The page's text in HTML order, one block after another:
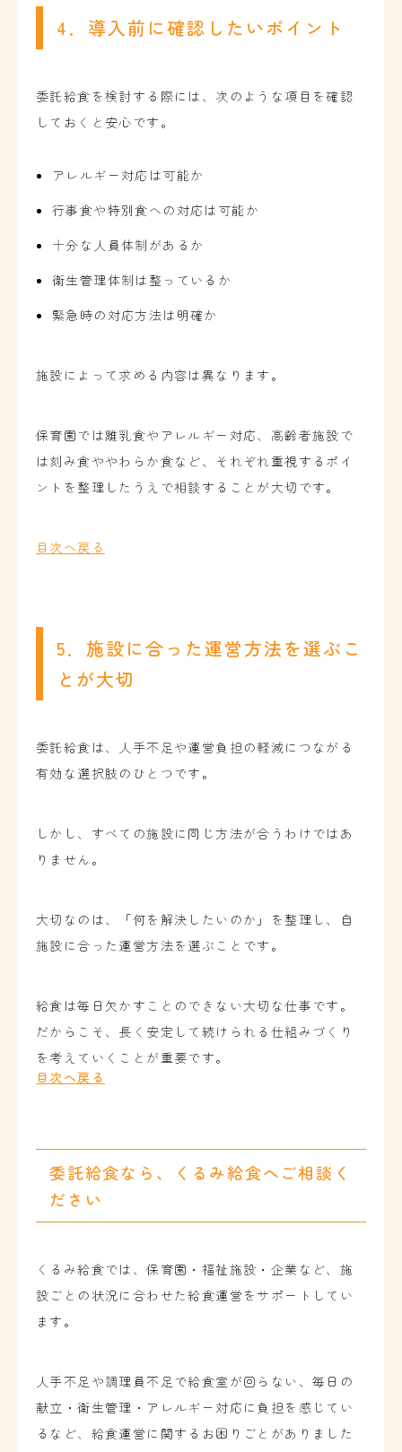
4．導入前に確認したいポイント
委託給食を検討する際には、次のような項目を確認
しておくと安心です。
アレルギー対応は可能か
行事食や特別食への対応は可能か
十分な人員体制があるか
衛生管理体制は整っているか
緊急時の対応方法は明確か
施設によって求める内容は異なります。
保育園では離乳食やアレルギー対応、高齢者施設で
は刻み食ややわらか食など、それぞれ重視するポイ
ントを整理したうえで相談することが大切です。
目次へ戻る
5．施設に合った運営方法を選ぶこ
とが大切
委託給食は、人手不足や運営負担の軽減につながる
有効な選択肢のひとつです。
しかし、すべての施設に同じ方法が合うわけではあ
りません。
大切なのは、「何を解決したいのか」を整理し、自
施設に合った運営方法を選ぶことです。
給食は毎日欠かすことのできない大切な仕事です。
だからこそ、長く安定して続けられる仕組みづくり
を考えていくことが重要です。
目次へ戻る
委託給食なら、くるみ給食へご相談く
ださい
くるみ給食では、保育園・福祉施設・企業など、施
設ごとの状況に合わせた給食運営をサポートしてい
ます。
人手不足や調理員不足で給食室が回らない、毎日の
献立・衛生管理・アレルギー対応に負担を感じてい
るなど、給食運営に関するお困りごとがありました